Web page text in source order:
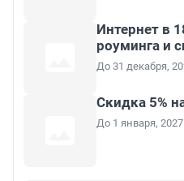
Интернет в
роуминга и
До 31 декабря,
Скидка 5%
До 1 января, 2027